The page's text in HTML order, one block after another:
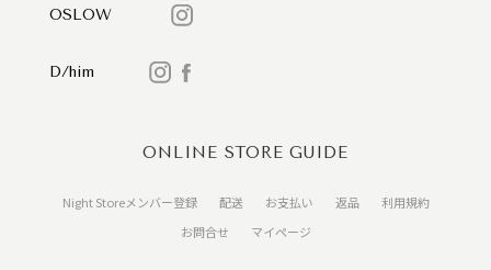
OSLOW
D/him
ONLINE STORE GUIDE
Night Storeメンバー登録 配送 お支払い 返品
利用規約
お問合せ
マイページ